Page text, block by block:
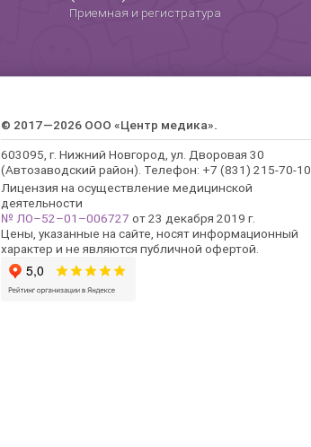
Приемная и регистратура
© 2017—2026 ООО «Центр медика».
603095, г. Нижний Новгород, ул. Дворовая 30
(Автозаводский район). Телефон: +7 (831) 215-70-10.
Лицензия на осуществление медицинской
деятельности
№ ЛО–52–01–006727 от 23 декабря 2019 г.
Цены, указанные на сайте, носят информационный
характер и не являются публичной офертой.